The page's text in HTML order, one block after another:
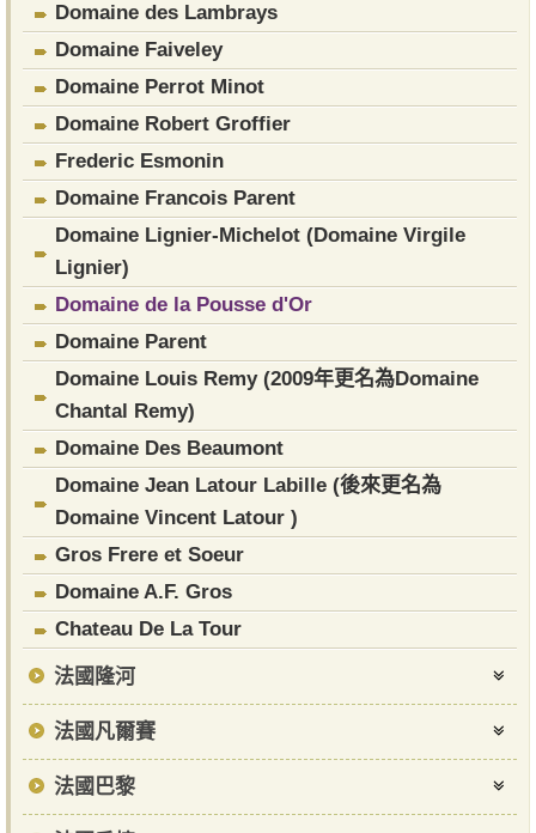
Domaine des Lambrays
Domaine Faiveley
Domaine Perrot Minot
Domaine Robert Groffier
Frederic Esmonin
Domaine Francois Parent
Domaine Lignier-Michelot (Domaine Virgile
Lignier)
Domaine de la Pousse d'Or
​Domaine Parent
Domaine Louis Remy (2009年更名為Domaine
Chantal Remy)
Domaine Des Beaumont
Domaine Jean Latour Labille (後來更名為
Domaine Vincent Latour )
Gros Frere et Soeur
Domaine A.F. Gros
Chateau De La Tour
法國隆河
法國凡爾賽
法國巴黎